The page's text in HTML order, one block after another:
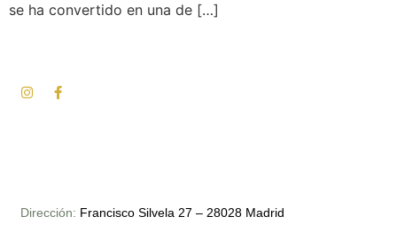
se ha convertido en una de […]
Dirección: Francisco Silvela 27 – 28028 Madrid